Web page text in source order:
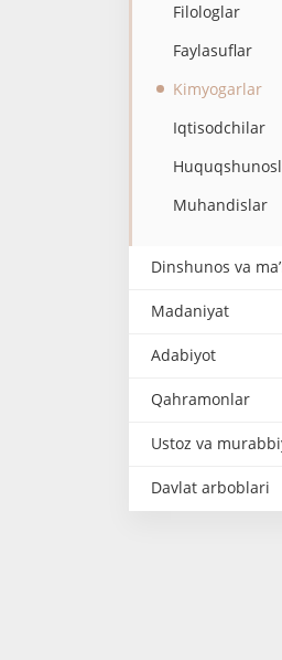
Filologlar
Faylasuflar
Kimyogarlar
Iqtisodchilar
Muhandislar
Dinshunos va
Madaniyat
Adabiyot
Qahramonlar
Ustoz va
Davlat arboblari